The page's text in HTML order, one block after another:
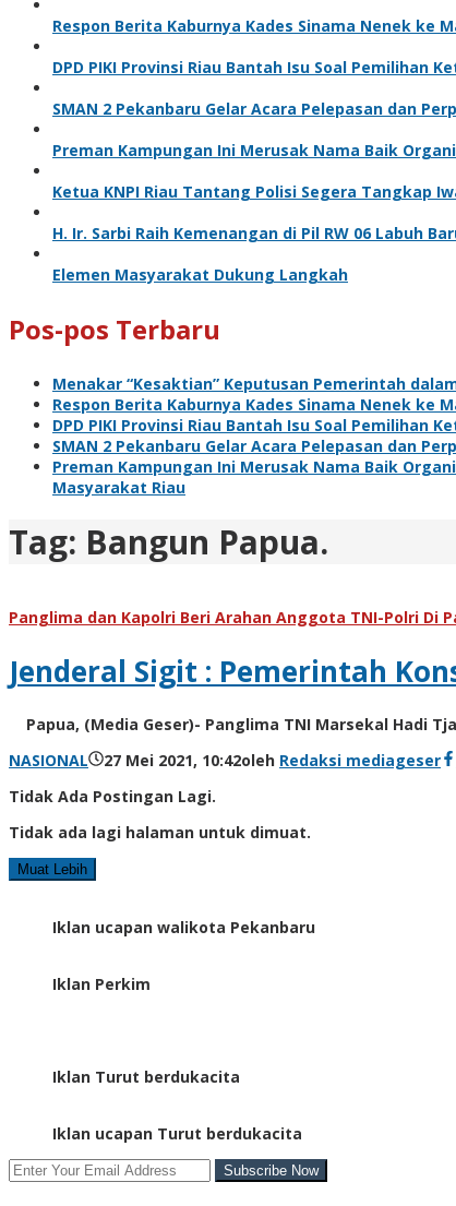
Respon Berita Kaburnya Kades Sinama Nenek ke
DPD PIKI Provinsi Riau Bantah Isu Soal Pemilihan
SMAN 2 Pekanbaru Gelar Acara Pelepasan dan
Preman Kampungan Ini Merusak Nama Baik
Ketua KNPI Riau Tantang Polisi Segera Tangkap
H. Ir. Sarbi Raih Kemenangan di Pil RW 06 Labuh
Elemen Masyarakat Dukung Langkah
Pos-pos Terbaru
Menakar “Kesaktian” Keputusan Pemerintah
Respon Berita Kaburnya Kades Sinama Nenek ke
DPD PIKI Provinsi Riau Bantah Isu Soal Pemilihan
SMAN 2 Pekanbaru Gelar Acara Pelepasan dan
Preman Kampungan Ini Merusak Nama Baik
Masyarakat Riau
Tag: Bangun Papua.
Panglima dan Kapolri Beri Arahan Anggota TNI-Polri Di
Jenderal Sigit : Pemerintah
Papua, (Media Geser)- Panglima TNI Marsekal Hadi
NASIONAL
27 Mei 2021, 10:42oleh Redaksi mediageser
Tidak Ada Postingan Lagi.
Tidak ada lagi halaman untuk dimuat.
Muat Lebih
Iklan ucapan walikota Pekanbaru
Iklan Perkim
Iklan Turut berdukacita
Iklan ucapan Turut berdukacita